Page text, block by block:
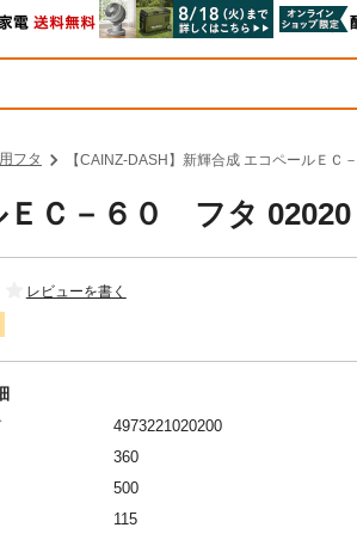
フタ 【CAINZ-DASH】新輝合成 エコペールＥＣ
Ｃ－６０ フタ 02020
レビューを書く
4973221020200
360
500
115